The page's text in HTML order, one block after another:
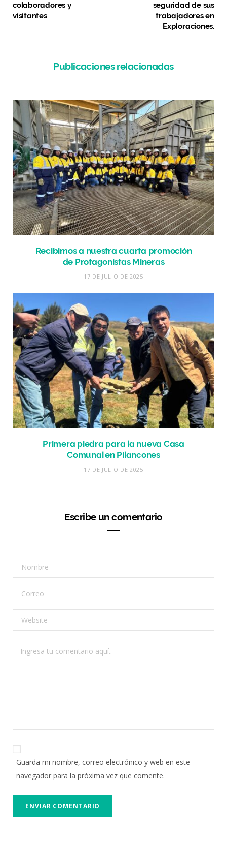
colaboradores y
visitantes
seguridad de sus
trabajadores en
Exploraciones.
Publicaciones relacionadas
Recibimos a nuestra cuarta promoción
de Protagonistas Mineras
17 DE JULIO DE 2025
Primera piedra para la nueva Casa
Comunal en Pilancones
17 DE JULIO DE 2025
Escribe un comentario
Guarda mi nombre, correo electrónico y web en este
navegador para la próxima vez que comente.